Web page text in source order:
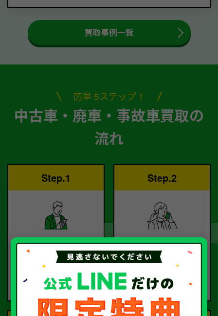
買取事例一覧
簡単 5ステップ！
中古車・廃車・事故車買取の
流れ
Step.1
ご依頼
お電話または査定フォー
ご依頼ください。
Step.2
査定
査定のプロが
お電話で回答いたしま
す。